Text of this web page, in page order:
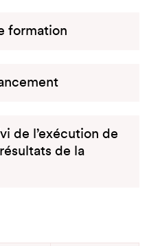
formation
de l’exécution de
de la